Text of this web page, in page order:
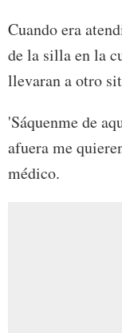
Cuando era
de la silla en la
llevaran a otro
'Sáquenme de
afuera me
médico.